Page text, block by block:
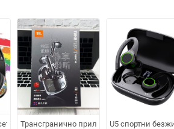
с клип за ухо и диамантено копче —
– Bluetooth 5.3, обхват до 10 м, живот на
Трансгранично приложими безжични
U5 спортни